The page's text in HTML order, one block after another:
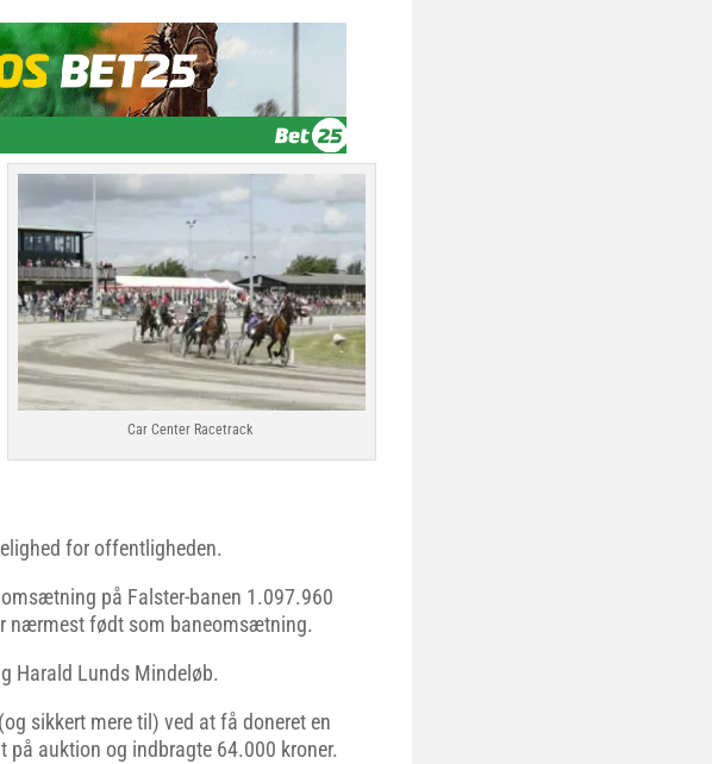
Car Center Racetrack
for offentligheden.
på Falster-banen 1.097.960
nærmest født som baneomsætning.
Harald Lunds Mindeløb.
sikkert mere til) ved at få doneret en
auktion og indbragte 64.000 kroner.